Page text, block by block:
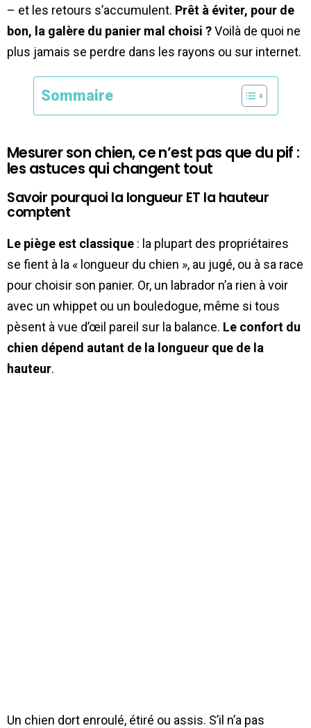
– et les retours s’accumulent. Prêt à éviter, pour de
bon, la galère du panier mal choisi ?Voilà de quoi ne
plus jamais se perdre dans les rayons ou sur internet.
Sommaire
Mesurer son chien, ce n’est pas que du pif :
les astuces qui changent tout
Savoir pourquoi la longueur ET la hauteur
comptent
Le piège est classique : la plupart des propriétaires
se fient à la « longueur du chien », au jugé, ou à sa race
pour choisir son panier. Or, un labrador n’a rien à voir
avec un whippet ou un bouledogue, même si tous
pèsent à vue d’œil pareil sur la balance. Le confort du
chien dépend autant de la longueur que de la
hauteur.
Un chien dort enroulé, étiré ou assis. S’il n’a pas